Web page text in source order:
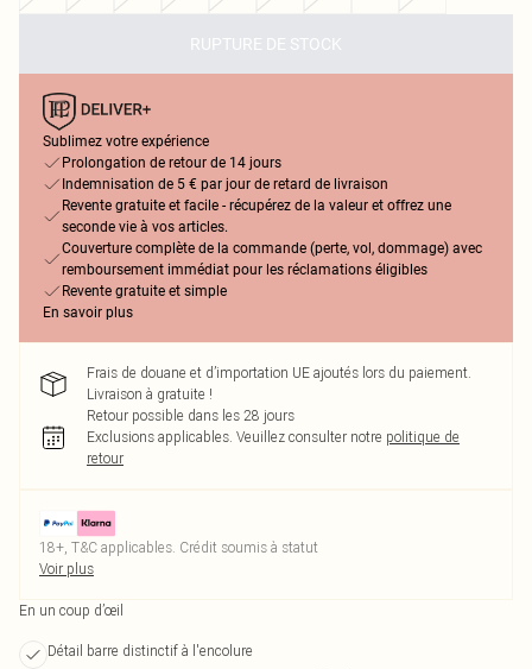
RUPTURE DE STOCK
Sublimez votre expérience
Prolongation de retour de 14 jours
Indemnisation de 5 € par jour de retard de livraison
Revente gratuite et facile - récupérez de la valeur et offrez une
seconde vie à vos articles.
Couverture complète de la commande (perte, vol, dommage) avec
remboursement immédiat pour les réclamations éligibles
Revente gratuite et simple
En savoir plus
Frais de douane et d’importation UE ajoutés lors du paiement.
Livraison à gratuite !
Retour possible dans les 28 jours
Exclusions applicables. Veuillez consulter notre politique de
retour
18+, T&C applicables. Crédit soumis à statut
Voir plus
En un coup d’œil
Détail barre distinctif à l'encolure